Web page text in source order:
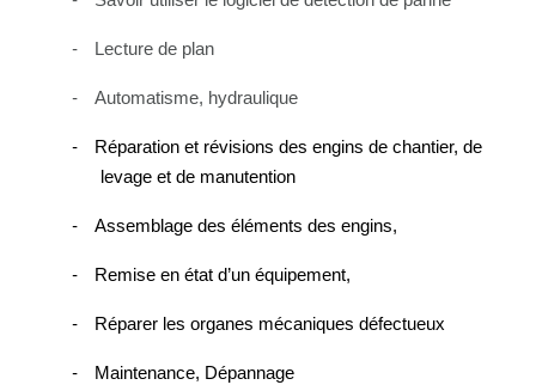
- Lecture de plan
- Automatisme, hydraulique
-
Réparation et révisions des engins de chantier, de
levage et de manutention
- Assemblage des éléments des engins,
- Remise en état d’un équipement,
- Réparer les organes mécaniques défectueux
- Maintenance, Dépannage